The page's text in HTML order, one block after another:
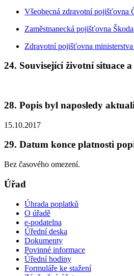
Všeobecná zdravotní pojišťovna
Zaměstnanecká pojišťovna Škoda
Zdravotní pojišťovna
24. Související životní situace
28. Popis byl naposledy
15.10.2017
29. Datum konce platnosti
Bez časového omezení.
Úřad
Úhrada poplatků
O úřadě
e-podatelna
Úřední deska
Dokumenty
Povinné informace
Úřední hodiny
Formuláře ke stažení